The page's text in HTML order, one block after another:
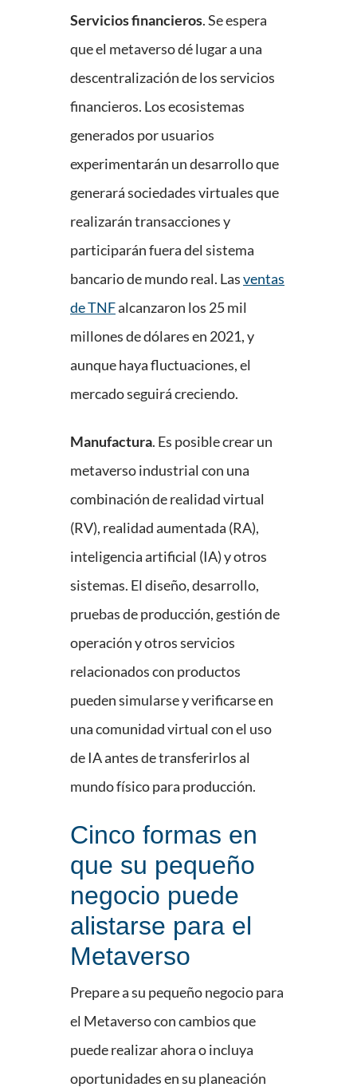
Servicios financieros. Se espera
que el metaverso dé lugar a una
descentralización de los servicios
financieros. Los ecosistemas
generados por usuarios
experimentarán un desarrollo que
generará sociedades virtuales que
realizarán transacciones y
participarán fuera del sistema
bancario de mundo real. Lasventas
de TNFalcanzaron los 25 mil
millones de dólares en 2021, y
aunque haya fluctuaciones, el
mercado seguirá creciendo.
Manufactura. Es posible crear un
metaverso industrial con una
combinación de realidad virtual
(RV), realidad aumentada (RA),
inteligencia artificial (IA) y otros
sistemas. El diseño, desarrollo,
pruebas de producción, gestión de
operación y otros servicios
relacionados con productos
pueden simularse y verificarse en
una comunidad virtual con el uso
de IA antes de transferirlos al
mundo físico para producción.
Cinco formas en
que su pequeño
negocio puede
alistarse para el
Metaverso
Prepare a su pequeño negocio para
el Metaverso con cambios que
puede realizar ahora o incluya
oportunidades en su planeación